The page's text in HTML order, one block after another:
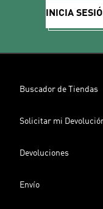
INICIA
Buscador de Tiendas
Solicitar mi
Devoluciones
Envío